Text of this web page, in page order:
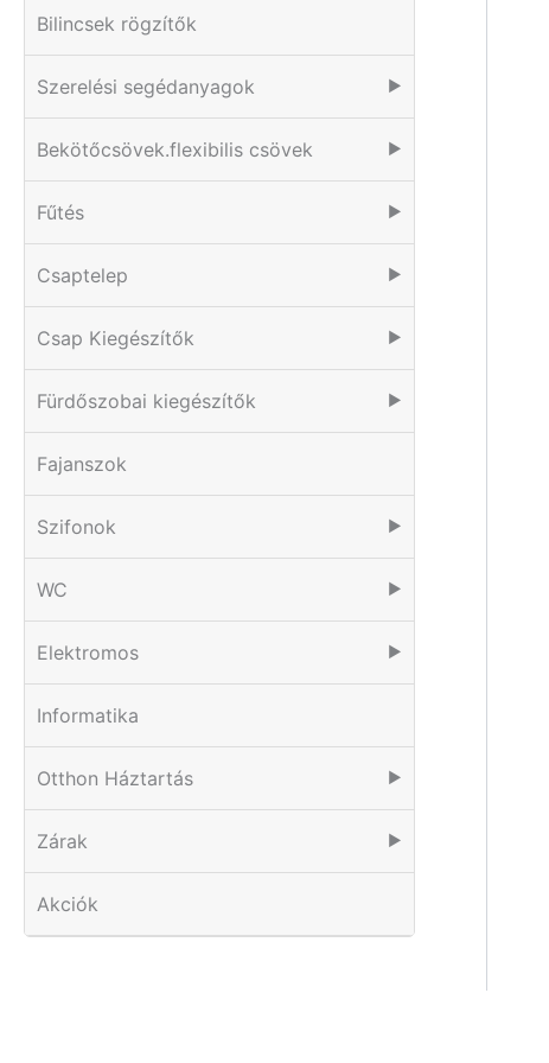
Bilincsek rögzítők
Szerelési segédanyagok ▶
Bekötőcsövek.flexibilis csövek ▶
Fűtés ▶
Csaptelep ▶
Csap Kiegészítők ▶
Fürdőszobai kiegészítők ▶
Fajanszok
Szifonok ▶
WC ▶
Elektromos ▶
Informatika
Otthon Háztartás ▶
Zárak ▶
Akciók